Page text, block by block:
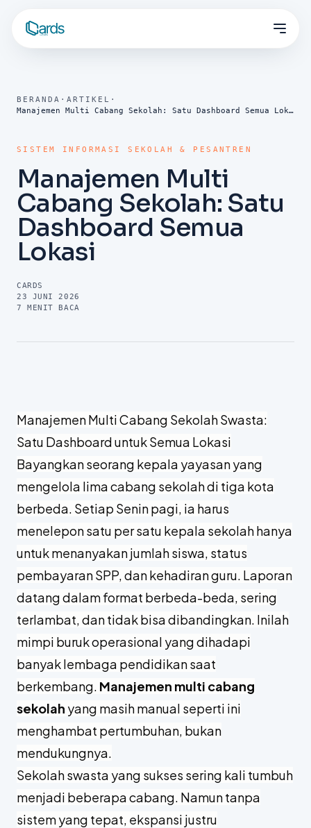
BERANDA · ARTIKEL ·
Manajemen Multi Cabang Sekolah: Satu Dashboard Semua Lokasi
SISTEM INFORMASI SEKOLAH & PESANTREN
Manajemen Multi
Cabang Sekolah: Satu
Dashboard Semua
Lokasi
CARDS
23 JUNI 2026
7
MENIT BACA
Manajemen Multi Cabang Sekolah Swasta:
Satu Dashboard untuk Semua Lokasi
Bayangkan seorang kepala yayasan yang
mengelola lima cabang sekolah di tiga kota
berbeda. Setiap Senin pagi, ia harus
menelepon satu per satu kepala sekolah hanya
untuk menanyakan jumlah siswa, status
pembayaran SPP, dan kehadiran guru. Laporan
datang dalam format berbeda-beda, sering
terlambat, dan tidak bisa dibandingkan. Inilah
mimpi buruk operasional yang dihadapi
banyak lembaga pendidikan saat
berkembang. Manajemen multi cabang
sekolah yang masih manual seperti ini
menghambat pertumbuhan, bukan
mendukungnya.
Sekolah swasta yang sukses sering kali tumbuh
menjadi beberapa cabang. Namun tanpa
sistem yang tepat, ekspansi justru